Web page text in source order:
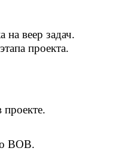
на веер задач.
проекта.
о ВОВ.